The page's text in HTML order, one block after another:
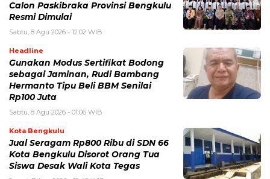
Calon Paskibraka Provinsi Bengkulu
Resmi Dimulai
Sabtu, 8 Agu 2026 - 12:02 WIB
Headline
Gunakan Modus Sertifikat Bodong
sebagai Jaminan, Rudi Bambang
Hermanto Tipu Beli BBM Senilai
Rp100 Juta
Sabtu, 8 Agu 2026 - 01:06 WIB
Kota Bengkulu
Jual Seragam Rp800 Ribu di SDN 66
Kota Bengkulu Disorot Orang Tua
Siswa Desak Wali Kota Tegas